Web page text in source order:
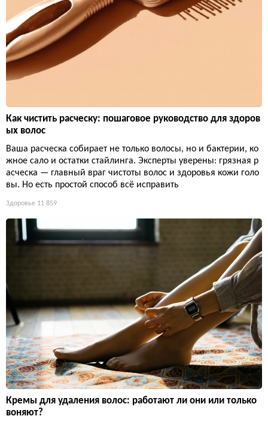
Как чистить расческу: пошаговое руководство для здоров
ых волос
Ваша расческа собирает не только волосы, но и бактерии, ко
жное сало и остатки стайлинга. Эксперты уверены: грязная р
асческа — главный враг чистоты волос и здоровья кожи голо
вы. Но есть простой способ всё исправить
Здоровье 11 859
Кремы для удаления волос: работают ли они или только
воняют?